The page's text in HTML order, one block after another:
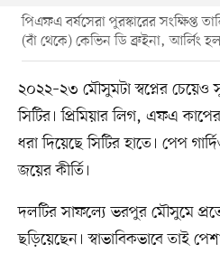
পিএফএ বর্ষসেরা পুরস্কারের সংক্ষিপ্ত
(বাঁ থেকে) কেভিন ডি ব্রুইনা, আর্লিং
২০২২–২৩ মৌসুমটা স্বপ্নের চেয়েও
সিটির। প্রিমিয়ার লিগ, এফএ
ধরা দিয়েছে সিটির হাতে। পেপ
জয়ের কীর্তি।
দলটির সাফল্যে ভরপুর মৌসুমে
ছড়িয়েছেন। স্বাভাবিকভাবে তাই